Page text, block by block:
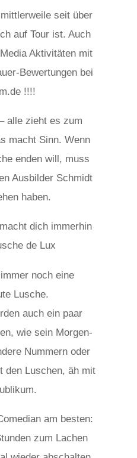
seit über
auf Tour ist. Auch
Aktivitäten mit
Bewertungen bei
!!!!
alle zieht es zum
macht Sinn. Wenn
enden will, muss
Ausbilder Schmidt
haben.
dich immerhin
de Lux
monney
noch eine
Lusche.
auch ein paar
wie sein Morgen-
Nummern oder
den Luschen, äh mit
am besten:
zum Lachen